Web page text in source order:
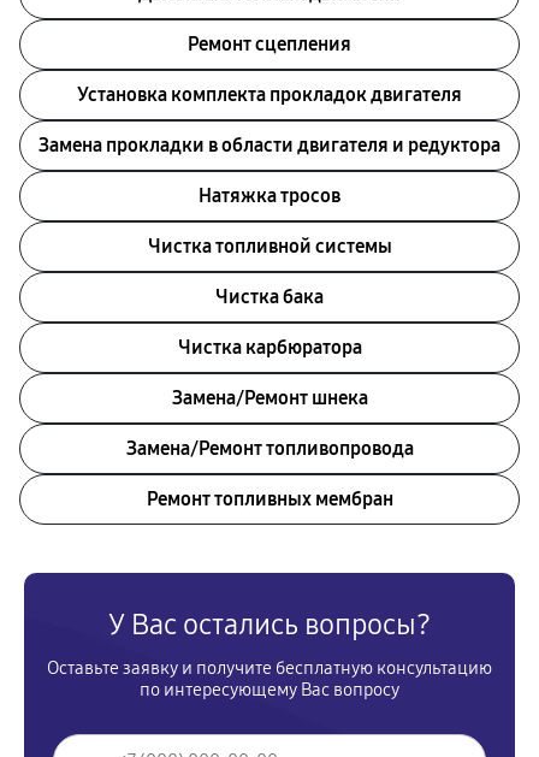
Ремонт сцепления
Установка комплекта прокладок двигателя
Замена прокладки в области двигателя и редуктора
Натяжка тросов
Чистка топливной системы
Чистка бака
Чистка карбюратора
Замена/Pемонт шнека
Замена/Pемонт топливопровода
Ремонт топливных мембран
У Вас остались вопросы?
Оставьте заявку и получите бесплатную консультацию
по интересующему Вас вопросу